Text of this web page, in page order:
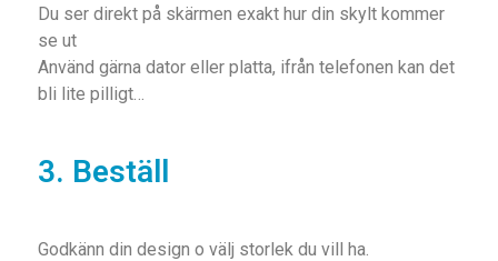
Du ser direkt på skärmen exakt hur din skylt kommer
se ut
Använd gärna dator eller platta, ifrån telefonen kan det
bli lite pilligt…
3. Beställ
Godkänn din design o välj storlek du vill ha.